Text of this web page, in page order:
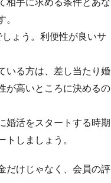
ょう。利便性が良いサ
いる方は、差し当たり婚
が高いところに決めるの
婚活をスタートする時期
しましょう。
だけじゃなく、会員の評